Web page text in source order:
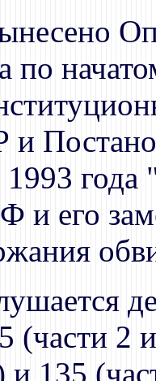
по
1993
и его
(части 2
и 135